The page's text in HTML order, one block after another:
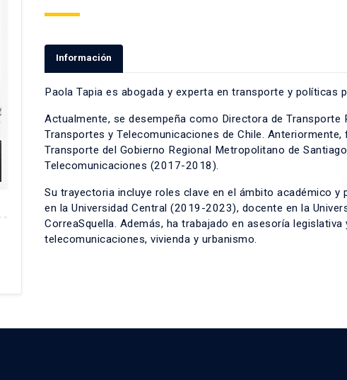
Información
Paola Tapia es abogada y experta en transporte y políticas
Actualmente, se desempeña como Directora de
Transportes y Telecomunicaciones de Chile.
Transporte del Gobierno Regional Metropolitano de
Telecomunicaciones (2017-2018).
Su trayectoria incluye roles clave en el ámbito académico
en la Universidad Central (2019-2023), docente en la
CorreaSquella. Además, ha trabajado en asesoría
telecomunicaciones, vivienda y urbanismo.